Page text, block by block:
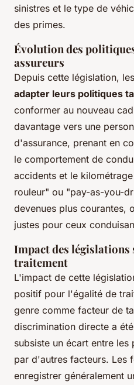
sinistres et le type de
des primes.
Évolution des
assureurs
Depuis cette législation, les
adapter leurs politiques
conformer au nouveau
davantage vers une
d'assurance, prenant en
le comportement de
accidents et le
rouleur" ou "pay-as-you-
devenues plus courantes,
justes pour ceux
Impact des législations
traitement
L'impact de cette
positif pour l'égalité de
genre comme facteur de
discrimination directe a
subsiste un écart entre les
par d'autres facteurs. Les
enregistrer généralement